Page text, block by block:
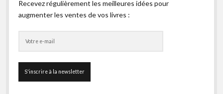
Recevez régulièrement les meilleures idées pour
augmenter les ventes de vos livres :